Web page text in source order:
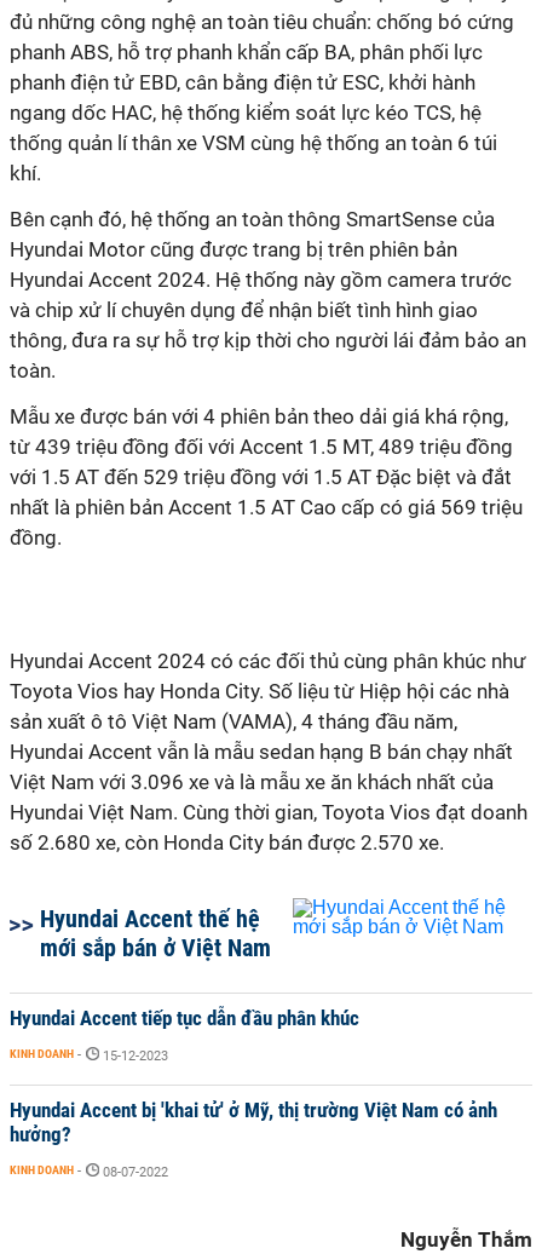
đủ những công nghệ an toàn tiêu chuẩn: chống bó cứng
phanh ABS, hỗ trợ phanh khẩn cấp BA, phân phối lực
phanh điện tử EBD, cân bằng điện tử ESC, khởi hành
ngang dốc HAC, hệ thống kiểm soát lực kéo TCS, hệ
thống quản lí thân xe VSM cùng hệ thống an toàn 6 túi
khí.
Bên cạnh đó, hệ thống an toàn thông SmartSense của
Hyundai Motor cũng được trang bị trên phiên bản
Hyundai Accent 2024. Hệ thống này gồm camera trước
và chip xử lí chuyên dụng để nhận biết tình hình giao
thông, đưa ra sự hỗ trợ kịp thời cho người lái đảm bảo an
toàn.
Mẫu xe được bán với 4 phiên bản theo dải giá khá rộng,
từ 439 triệu đồng đối với Accent 1.5 MT, 489 triệu đồng
với 1.5 AT đến 529 triệu đồng với 1.5 AT Đặc biệt và đắt
nhất là phiên bản Accent 1.5 AT Cao cấp có giá 569 triệu
đồng.
Hyundai Accent 2024 có các đối thủ cùng phân khúc như
Toyota Vios hay Honda City. Số liệu từ Hiệp hội các nhà
sản xuất ô tô Việt Nam (VAMA), 4 tháng đầu năm,
Hyundai Accent vẫn là mẫu sedan hạng B bán chạy nhất
Việt Nam với 3.096 xe và là mẫu xe ăn khách nhất của
Hyundai Việt Nam. Cùng thời gian, Toyota Vios đạt doanh
số 2.680 xe, còn Honda City bán được 2.570 xe.
Hyundai Accent thế hệ
mới sắp bán ở Việt Nam
Hyundai Accent tiếp tục dẫn đầu phân khúc
KINH DOANH - 15-12-2023
Hyundai Accent bị 'khai tử' ở Mỹ, thị trường Việt Nam có ảnh
hưởng?
KINH DOANH - 08-07-2022
Nguyễn Thắm